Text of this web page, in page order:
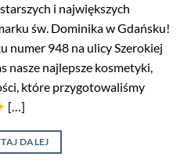
i największych
św. Dominika w Gdańsku!
numer 948 na ulicy Szerokiej
nasze najlepsze kosmetyki,
które przygotowaliśmy
[…]
DALEJ